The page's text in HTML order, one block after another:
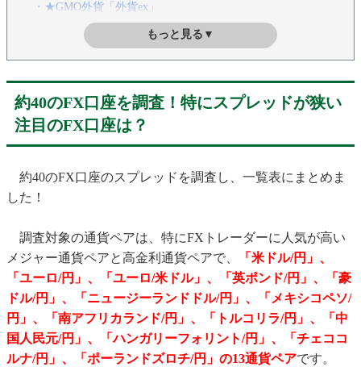
・★GMO外貨「外貨ex」
・★外為どっとコム「外貨ネクストネオ」
・★JFX「MATRIX TRADER」
・★トレイダーズ証券「みんなのFX」
・★ヒロセ通商「LION FX」
・★トレイダーズ証券「LIGHT FX」
・★松井証券
・★楽天証券「楽天FX」
・★三菱UFJ eスマート証券「三菱UFJ eスマート証券 FX」
・FXの「スプレッド」に関するQ＆A
・スプレッドの「原則固定」と「変動制」の違いは？
・スプレッドの「提示率」とは？
もっと見る▼
約40のFX口座を調査！特にスプレッドが狭い
注目のFX口座は？
約40のFX口座のスプレッドを調査し、一覧表にまとめま
した！
調査対象の通貨ペアは、特にFXトレーダーに人気が高い
メジャー通貨ペアと高金利通貨ペアで、
「米ドル/円」、
「ユーロ/円」、「ユーロ/米ドル」、「英ポンド/円」、「豪
ドル/円」、「ニュージーランドドル/円」、「メキシコペソ/
円」、「南アフリカランド/円」、「トルコリラ/円」、「中
国人民元/円」、「ハンガリーフォリント/円」、「チェココ
ルナ/円」、「ポーランドズロチ/円」の13通貨ペアです。